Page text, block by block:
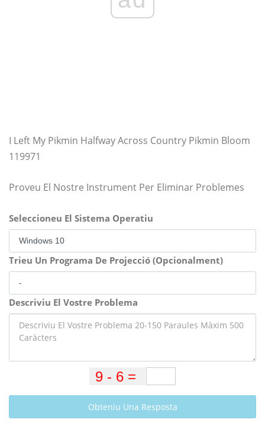
I Left My Pikmin Halfway Across Country Pikmin Bloom
119971
Proveu El Nostre Instrument Per Eliminar Problemes
Seleccioneu El Sistema Operatiu
Trieu Un Programa De Projecció (Opcionalment)
Descriviu El Vostre Problema
Obteniu Una Resposta